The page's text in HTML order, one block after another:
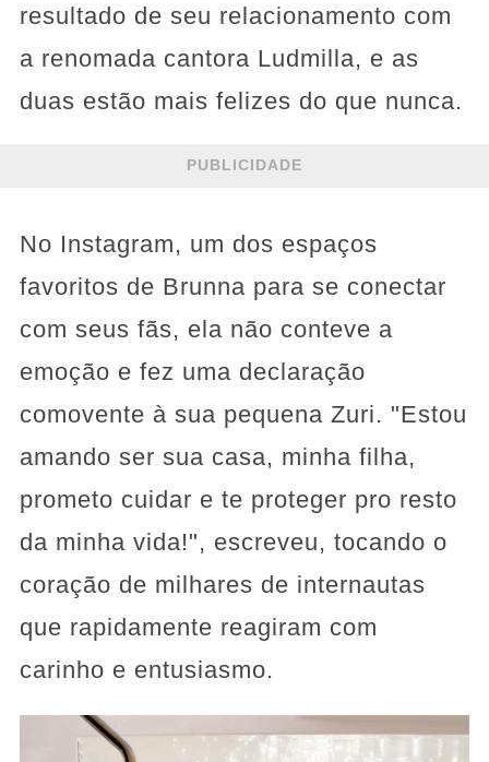
resultado de seu relacionamento com
a renomada cantora Ludmilla, e as
duas estão mais felizes do que nunca.
PUBLICIDADE
No Instagram, um dos espaços
favoritos de Brunna para se conectar
com seus fãs, ela não conteve a
emoção e fez uma declaração
comovente à sua pequena Zuri. "Estou
amando ser sua casa, minha filha,
prometo cuidar e te proteger pro resto
da minha vida!", escreveu, tocando o
coração de milhares de internautas
que rapidamente reagiram com
carinho e entusiasmo.